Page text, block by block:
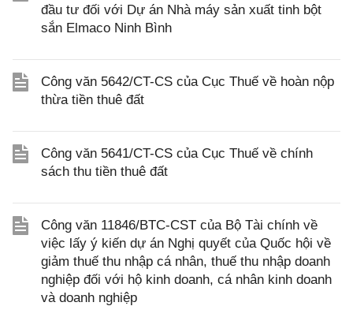
đầu tư đối với Dự án Nhà máy sản xuất tinh bột
sắn Elmaco Ninh Bình
Công văn 5642/CT-CS của Cục Thuế về hoàn nộp
thừa tiền thuê đất
Công văn 5641/CT-CS của Cục Thuế về chính
sách thu tiền thuê đất
Công văn 11846/BTC-CST của Bộ Tài chính về
việc lấy ý kiến dự án Nghị quyết của Quốc hội về
giảm thuế thu nhập cá nhân, thuế thu nhập doanh
nghiệp đối với hộ kinh doanh, cá nhân kinh doanh
và doanh nghiệp